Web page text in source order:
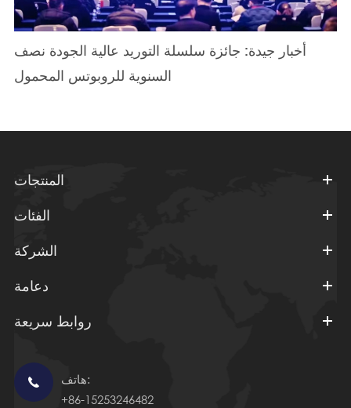
أخبار جيدة: جائزة سلسلة التوريد عالية الجودة نصف
السنوية للروبوتس المحمول
المنتجات
الفئات
الشركة
دعامة
روابط سريعة

هاتف:
+86-15253246482